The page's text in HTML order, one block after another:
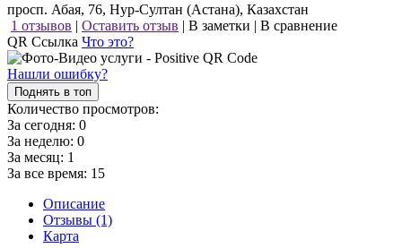
просп. Абая, 76, Нур-Султан (Астана), Казахстан
1 отзывов | Оставить отзыв | В заметки | В сравнение
QR Ссылка Что это?
Нашли ошибку?
Поднять в топ
Количество просмотров:
За сегодня: 0
За неделю: 0
За месяц: 1
За все время: 15
Описание
Отзывы (1)
Карта